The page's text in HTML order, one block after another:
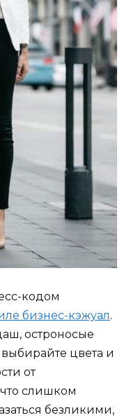
кодом
бизнес-кэжуал.
остроносые
цвета и
от
слишком
безликими,